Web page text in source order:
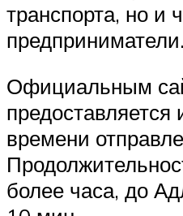
транспорта, но и
предприниматели.
Официальным
времени
более часа, до